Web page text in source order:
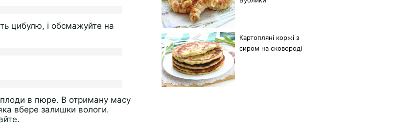
цибулю, і обсмажуйте на
в пюре. В отриману масу
вбере залишки вологи.
Картопляні коржі з
сиром на сковороді